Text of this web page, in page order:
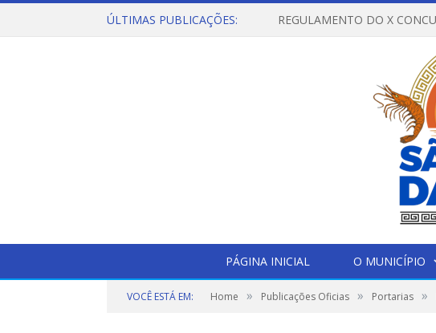
ÚLTIMAS PUBLICAÇÕES:
PÁGINA INICIAL O MUNICÍPIO
VOCÊ ESTÁ EM: Home » Publicações Oficias » Portarias »